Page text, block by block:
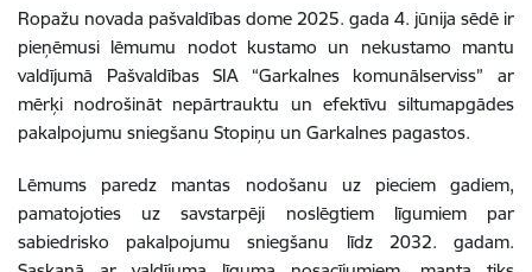
Ropažu novada pašvaldības dome 2025. gada 4. jūnija sēdē ir
pieņēmusi lēmumu nodot kustamo un nekustamo mantu
valdījumā Pašvaldības SIA “Garkalnes komunālserviss” ar
mērķi nodrošināt nepārtrauktu un efektīvu siltumapgādes
pakalpojumu sniegšanu Stopiņu un Garkalnes pagastos.
Lēmums paredz mantas nodošanu uz pieciem gadiem,
pamatojoties uz savstarpēji noslēgtiem līgumiem par
sabiedrisko pakalpojumu sniegšanu līdz 2032. gadam.